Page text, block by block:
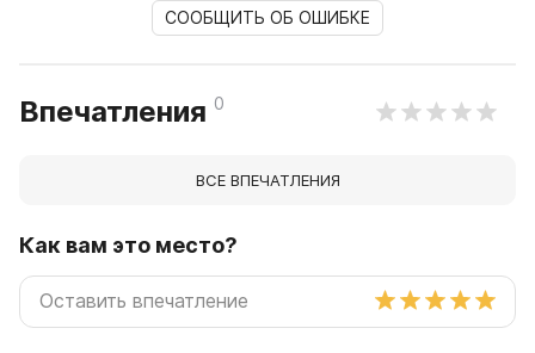
СООБЩИТЬ ОБ ОШИБКЕ
Впечатления 0
ВСЕ ВПЕЧАТЛЕНИЯ
Как вам это место?